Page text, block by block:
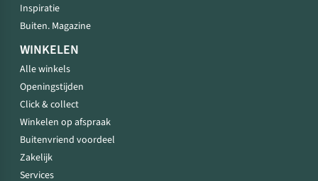
Inspiratie
Buiten. Magazine
WINKELEN
Alle winkels
Openingstijden
Click & collect
Winkelen op afspraak
Buitenvriend voordeel
Zakelijk
Services